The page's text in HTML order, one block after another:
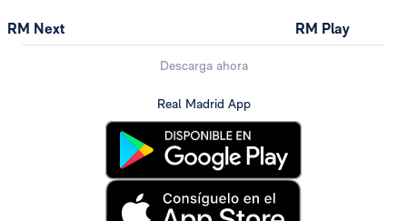
RM Next RM Play
Descarga ahora
Real Madrid App